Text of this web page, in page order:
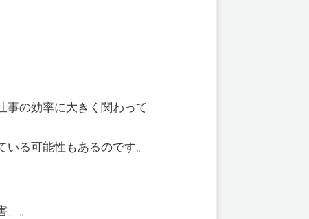
事の効率に大きく関わって
る可能性もあるのです。
。